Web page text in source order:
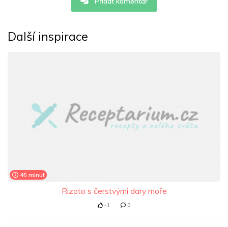
Další inspirace
45 minut
Rizoto s čerstvými dary moře
-1 0